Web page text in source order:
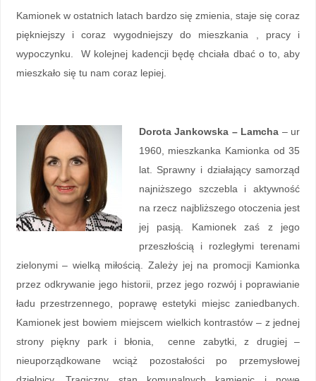
Kamionek w ostatnich latach bardzo się zmienia, staje się coraz
piękniejszy i coraz wygodniejszy do mieszkania , pracy i
wypoczynku. W kolejnej kadencji będę chciała dbać o to, aby
mieszkało się tu nam coraz lepiej.
Dorota Jankowska – Lamcha – ur
1960, mieszkanka Kamionka od 35
lat. Sprawny i działający samorząd
najniższego szczebla i aktywność
na rzecz najbliższego otoczenia jest
jej pasją. Kamionek zaś z jego
przeszłością i rozległymi terenami
zielonymi – wielką miłością. Zależy jej na promocji Kamionka
przez odkrywanie jego historii, przez jego rozwój i poprawianie
ładu przestrzennego, poprawę estetyki miejsc zaniedbanych.
Kamionek jest bowiem miejscem wielkich kontrastów – z jednej
strony piękny park i błonia, cenne zabytki, z drugiej –
nieuporządkowane wciąż pozostałości po przemysłowej